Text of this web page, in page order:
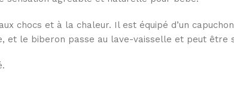
chocs et à la chaleur. Il est équipé d’un
et le biberon passe au lave-vaisselle et peut être